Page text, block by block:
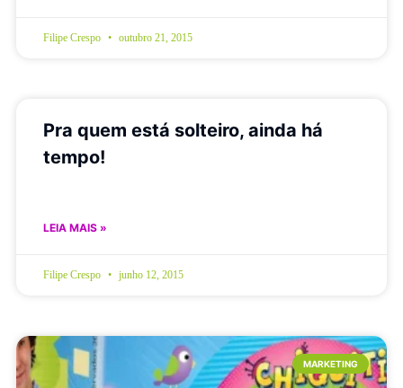
Filipe Crespo outubro 21, 2015
Pra quem está solteiro, ainda há
tempo!
LEIA MAIS »
Filipe Crespo junho 12, 2015
MARKETING